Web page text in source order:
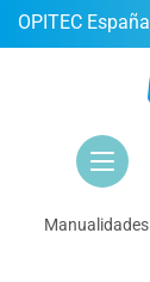
principal
OPITEC España
Manualidades